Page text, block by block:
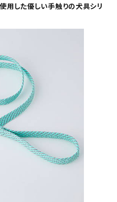
用した優しい手触りの犬具シリ